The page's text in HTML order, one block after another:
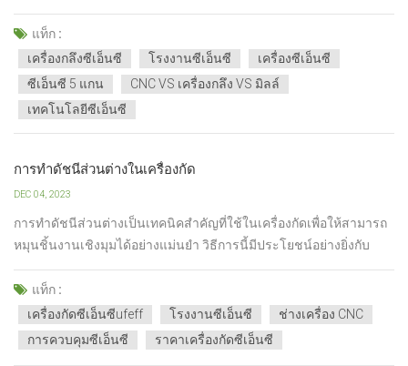
ชัดเจนว่าอะไรคือ CNC กับเครื่องกลึงและโรงสี คุณจะได้รับข้อมูลเชิง
ลึกเกี่ยวกับการทำงานและความสำคัญของพวกเขาตลอดงาน ความรู้
จากผู้เชี่ยวชาญทำให้ข้อมูลถูกต้องและเชื่อถือได้ พื้นฐ...
แท็ก :
เครื่องกลึงซีเอ็นซี
โรงงานซีเอ็นซี
เครื่องซีเอ็นซี
ซีเอ็นซี 5 แกน
CNC VS เครื่องกลึง VS มิลล์
เทคโนโลยีซีเอ็นซี
การทำดัชนีส่วนต่างในเครื่องกัด
DEC 04, 2023
การทำดัชนีส่วนต่างเป็นเทคนิคสำคัญที่ใช้ในเครื่องกัดเพื่อให้สามารถ
หมุนชิ้นงานเชิงมุมได้อย่างแม่นยำ วิธีการนี้มีประโยชน์อย่างยิ่งกับ
เครื่องกัดด้วยคอมพิวเตอร์ควบคุมเชิงตัวเลข (CNC) เพื่อสร้างโปรไฟล์
เฟืองและวงกลมรูสลักที่ซับซ้อนด้วยการใช้เฟืองเดือย ทำให้สามารถ
บรรลุความก้าวหน้าแบบเศษส่วนของข้อเหวี่ยงที่ส...
แท็ก :
เครื่องกัดซีเอ็นซีufeff
โรงงานซีเอ็นซี
ช่างเครื่อง CNC
การควบคุมซีเอ็นซี
ราคาเครื่องกัดซีเอ็นซี